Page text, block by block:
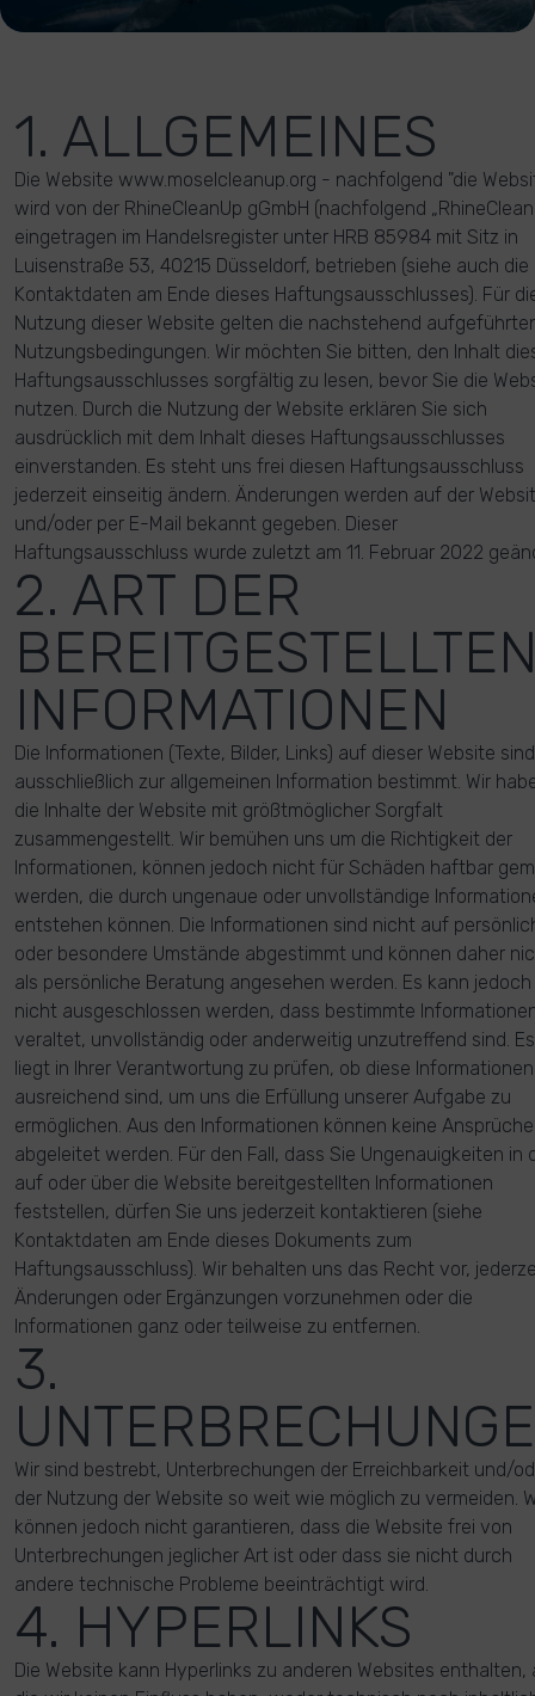
1. ALLGEMEINES
Die Website www.moselcleanup.org - nachfolgend "die
wird von der RhineCleanUp gGmbH (nachfolgend
eingetragen im Handelsregister unter HRB 85984 mit Sitz in
Luisenstraße 53, 40215 Düsseldorf, betrieben (siehe auch die
Kontaktdaten am Ende dieses Haftungsausschlusses). Für
Nutzung dieser Website gelten die nachstehend
Nutzungsbedingungen. Wir möchten Sie bitten, den Inhalt
Haftungsausschlusses sorgfältig zu lesen, bevor Sie die
nutzen. Durch die Nutzung der Website erklären Sie sich
ausdrücklich mit dem Inhalt dieses Haftungsausschlusses
einverstanden. Es steht uns frei diesen Haftungsausschluss
jederzeit einseitig ändern. Änderungen werden auf der
und/oder per E-Mail bekannt gegeben. Dieser
Haftungsausschluss wurde zuletzt am 11. Februar 2022
2. ART DER
INFORMATIONEN
Die Informationen (Texte, Bilder, Links) auf dieser Website sind
ausschließlich zur allgemeinen Information bestimmt. Wir
die Inhalte der Website mit größtmöglicher Sorgfalt
zusammengestellt. Wir bemühen uns um die Richtigkeit der
Informationen, können jedoch nicht für Schäden haftbar
werden, die durch ungenaue oder unvollständige
entstehen können. Die Informationen sind nicht auf
oder besondere Umstände abgestimmt und können daher
als persönliche Beratung angesehen werden. Es kann jedoch
nicht ausgeschlossen werden, dass bestimmte
veraltet, unvollständig oder anderweitig unzutreffend sind. Es
liegt in Ihrer Verantwortung zu prüfen, ob diese Informationen
ausreichend sind, um uns die Erfüllung unserer Aufgabe zu
ermöglichen. Aus den Informationen können keine Ansprüche
abgeleitet werden. Für den Fall, dass Sie Ungenauigkeiten in
auf oder über die Website bereitgestellten Informationen
feststellen, dürfen Sie uns jederzeit kontaktieren (siehe
Kontaktdaten am Ende dieses Dokuments zum
Haftungsausschluss). Wir behalten uns das Recht vor,
Änderungen oder Ergänzungen vorzunehmen oder die
Informationen ganz oder teilweise zu entfernen.
3.
Wir sind bestrebt, Unterbrechungen der Erreichbarkeit und/
der Nutzung der Website so weit wie möglich zu vermeiden.
können jedoch nicht garantieren, dass die Website frei von
Unterbrechungen jeglicher Art ist oder dass sie nicht durch
andere technische Probleme beeinträchtigt wird.
4. HYPERLINKS
Die Website kann Hyperlinks zu anderen Websites enthalten,